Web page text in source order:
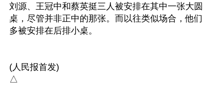
刘源、王冠中和蔡英挺三人被安排在其中一张大圆
桌，尽管并非正中的那张。而以往类似场合，他们
多被安排在后排小桌。
(人民报首发)